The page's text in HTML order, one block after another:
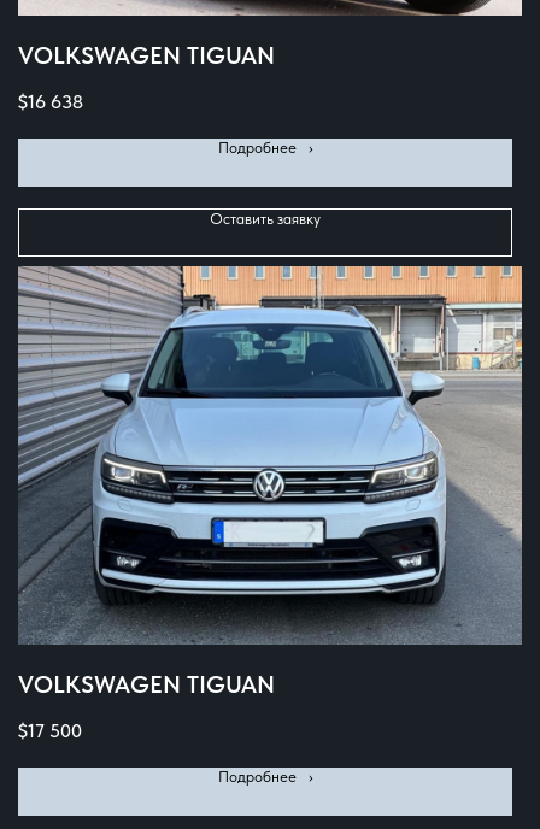
VOLKSWAGEN TIGUAN
$16 638
Подробнее⠀›
Оставить заявку
VOLKSWAGEN TIGUAN
$17 500
Подробнее⠀›